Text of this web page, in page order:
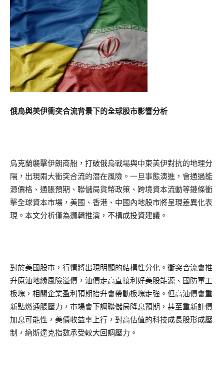
俄烏與美伊衝突合流背景下的全球股市影響分析
烏克蘭襲擊伊朗商船，打破俄烏戰場與中東美伊對抗的地理分
隔，出現兩大衝突合流的潛在風險。一旦事態演進，會通過能
源價格、通脹預期、聯儲局貨幣政策、跨境資本流動等鏈條衝
擊全球資本市場，美國、香港、中國內地股市將呈現差異化表
現。本文分析僅為邏輯推演，不構成投資建議。
對於美國股市，行情將出現明顯的結構性分化。衝突合流會推
升原油地緣風險溢價，油價走高直接利好美股能源、國防軍工
板塊，相關企業盈利預期抬升會帶動板塊走強。但高油價會重
新點燃通脹壓力，市場會下調聯儲局降息預期，甚至重新計價
加息可能性，美債收益率上行，對高估值的科技成長股形成壓
制，納斯達克指數承受較大回調壓力。